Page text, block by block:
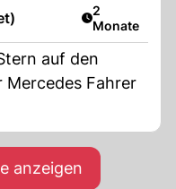
Artikel
2
Monate
auf den
Mercedes Fahrer
anzeigen